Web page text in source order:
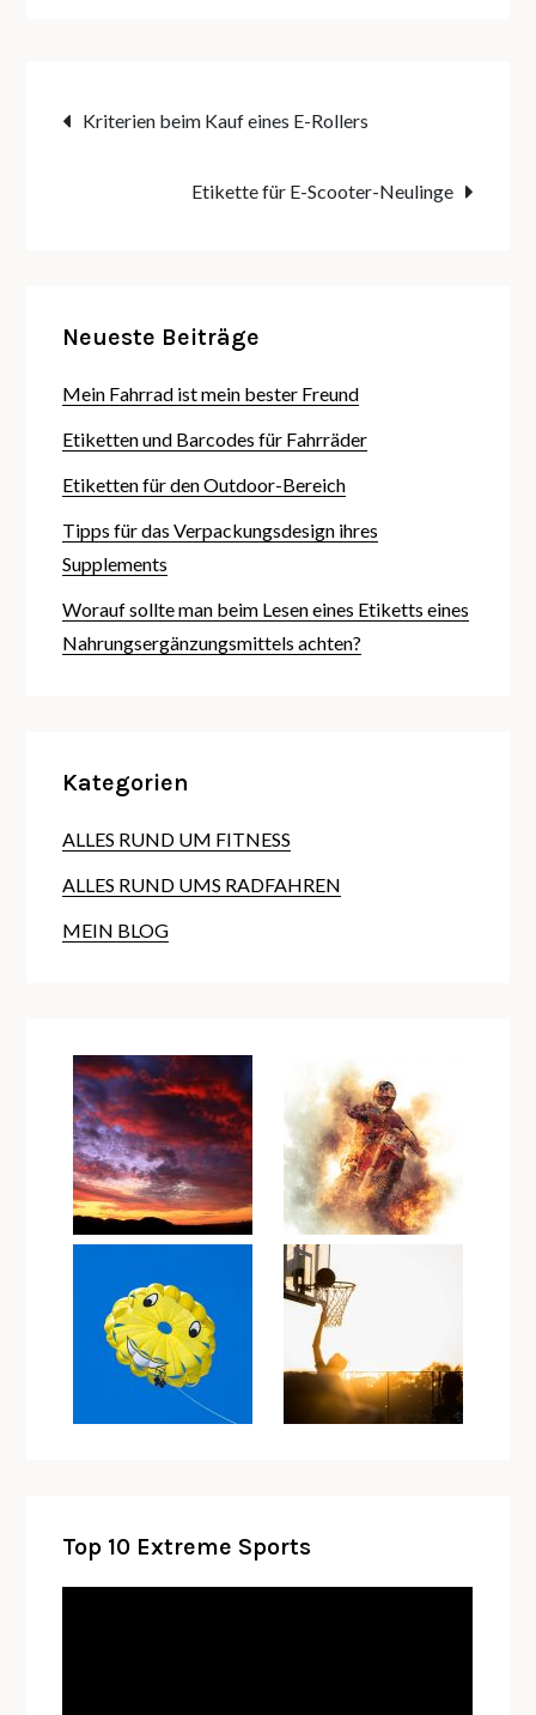
Beitragsnavigation
Kriterien beim Kauf eines E-Rollers
Etikette für E-Scooter-Neulinge
Neueste Beiträge
Mein Fahrrad ist mein bester Freund
Etiketten und Barcodes für Fahrräder
Etiketten für den Outdoor-Bereich
Tipps für das Verpackungsdesign ihres
Supplements
Worauf sollte man beim Lesen eines Etiketts eines
Nahrungsergänzungsmittels achten?
Kategorien
ALLES RUND UM FITNESS
ALLES RUND UMS RADFAHREN
MEIN BLOG
Top 10 Extreme Sports